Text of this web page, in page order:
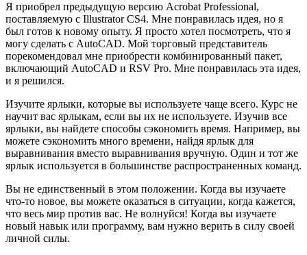
Я приобрел предыдущую версию Acrobat Professional,
поставляемую с Illustrator CS4. Мне понравилась идея, но я
был готов к новому опыту. Я просто хотел посмотреть, что я
могу сделать с AutoCAD. Мой торговый представитель
порекомендовал мне приобрести комбинированный пакет,
включающий AutoCAD и RSV Pro. Мне понравилась эта идея,
и я решился.
Изучите ярлыки, которые вы используете чаще всего. Курс не
научит вас ярлыкам, если вы их не используете. Изучив все
ярлыки, вы найдете способы сэкономить время. Например, вы
можете сэкономить много времени, найдя ярлык для
выравнивания вместо выравнивания вручную. Один и тот же
ярлык используется в большинстве распространенных команд.
Вы не единственный в этом положении. Когда вы изучаете
что-то новое, вы можете оказаться в ситуации, когда кажется,
что весь мир против вас. Не волнуйся! Когда вы изучаете
новый навык или программу, вам нужно верить в силу своей
личной силы.